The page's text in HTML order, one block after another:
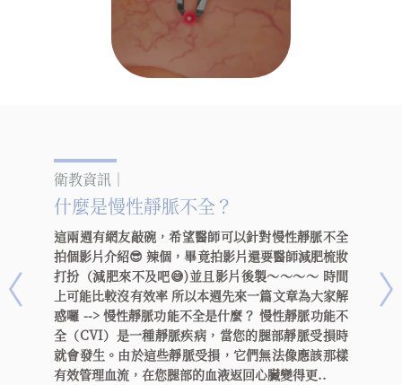
衛教資訊｜
什麼是慢性靜脈不全？
這兩週有網友敲碗，希望醫師可以針對慢性靜脈不全
拍個影片介紹😎 辣個，畢竟拍影片還要醫師減肥梳妝
打扮（減肥來不及吧😅)並且影片後製～～～～ 時間
上可能比較沒有效率 所以本週先來一篇文章為大家解
惑囉 --> 慢性靜脈功能不全是什麼？ 慢性靜脈功能不
全（CVI）是一種靜脈疾病，當您的腿部靜脈受損時
就會發生。由於這些靜脈受損，它們無法像應該那樣
有效管理血流，在您腿部的血液返回心臟變得更..